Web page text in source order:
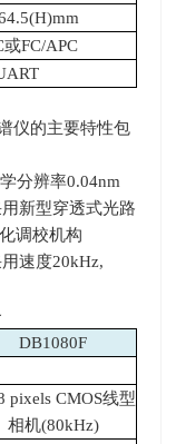
或FC/APC
仪的主要特性包
分辨率0.04nm
新型穿透式光路
调校机构
速度20kHz,
DB1080F
pixels CMOS线型
相机(80kHz)